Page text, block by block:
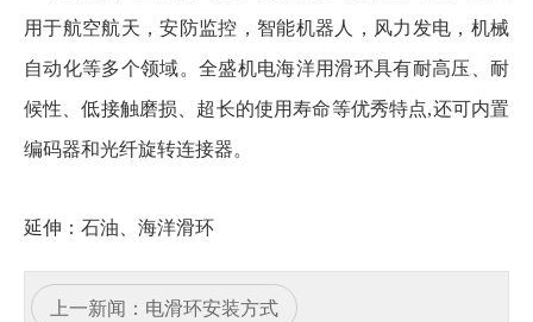
用于航空航天，安防监控，智能机器人，风力发电，机械
自动化等多个领域。全盛机电海洋用滑环具有耐高压、耐
候性、低接触磨损、超长的使用寿命等优秀特点,还可内置
编码器和光纤旋转连接器。
延伸： 石油、海洋滑环
上一新闻： 电滑环安装方式